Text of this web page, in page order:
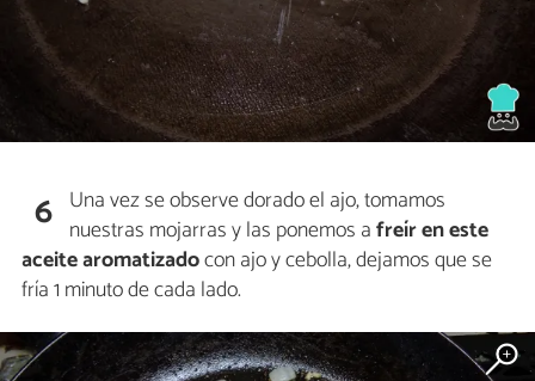
6 Una vez se observe dorado el ajo, tomamos
nuestras mojarras y las ponemos afreír en este
aceite aromatizadocon ajo y cebolla, dejamos que se
fría 1 minuto de cada lado.